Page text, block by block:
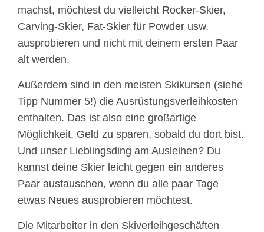
machst, möchtest du vielleicht Rocker-Skier,
Carving-Skier, Fat-Skier für Powder usw.
ausprobieren und nicht mit deinem ersten Paar
alt werden.
Außerdem sind in den meisten Skikursen (siehe
Tipp Nummer 5!) die Ausrüstungsverleihkosten
enthalten. Das ist also eine großartige
Möglichkeit, Geld zu sparen, sobald du dort bist.
Und unser Lieblingsding am Ausleihen? Du
kannst deine Skier leicht gegen ein anderes
Paar austauschen, wenn du alle paar Tage
etwas Neues ausprobieren möchtest.
Die Mitarbeiter in den Skiverleihgeschäften